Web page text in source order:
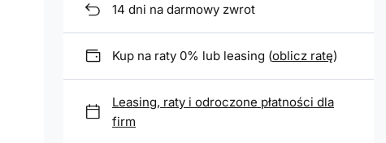
14 dni na darmowy zwrot
Kup na raty 0% lub leasing (oblicz ratę)
Leasing, raty i odroczone płatności dla
firm